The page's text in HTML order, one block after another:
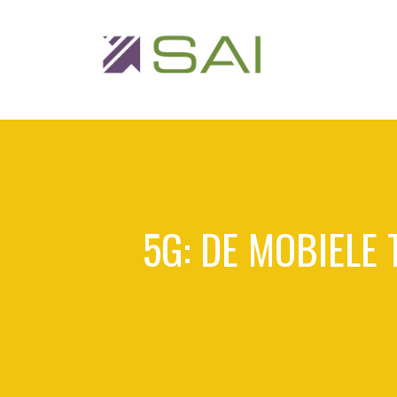
5G: DE MOBIELE